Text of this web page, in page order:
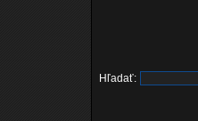
Hľadať: